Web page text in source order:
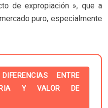
de expropiación », que a
puro, especialmente
ENTRE
Y VALOR DE